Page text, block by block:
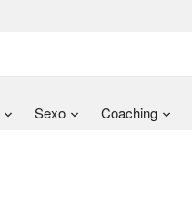
Sexo Coaching